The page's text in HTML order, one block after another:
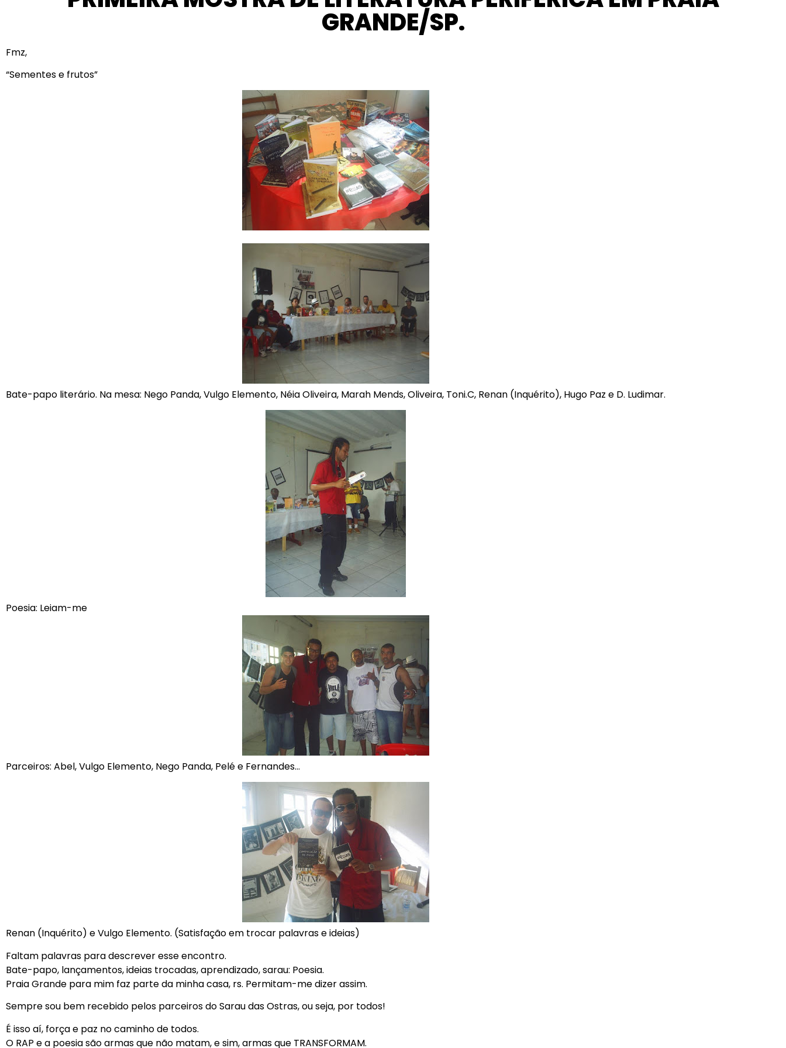
GRANDE/SP.
Fmz,
“Sementes e frutos”
Bate-papo literário. Na mesa: Nego Panda, Vulgo Elemento, Néia Oliveira, Marah Mends, Oliveira, Toni.C, Renan (Inquérito), Hugo Paz e D. Ludimar.
Poesia: Leiam-me
Parceiros: Abel, Vulgo Elemento, Nego Panda, Pelé e Fernandes…
Renan (Inquérito) e Vulgo Elemento. (Satisfação em trocar palavras e ideias)
Faltam palavras para descrever esse encontro.
Bate-papo, lançamentos, ideias trocadas, aprendizado, sarau: Poesia.
Praia Grande para mim faz parte da minha casa, rs. Permitam-me dizer assim.
Sempre sou bem recebido pelos parceiros do Sarau das Ostras, ou seja, por todos!
É isso aí, força e paz no caminho de todos.
O RAP e a poesia são armas que não matam, e sim, armas que TRANSFORMAM.